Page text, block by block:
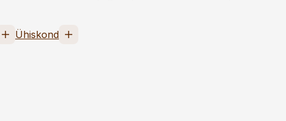
Ühiskond